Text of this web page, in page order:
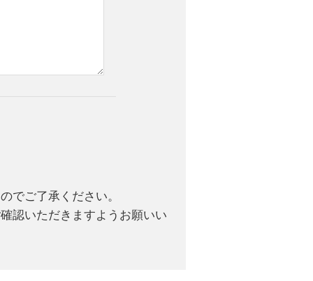
でご了承ください。
認いただきますようお願いい